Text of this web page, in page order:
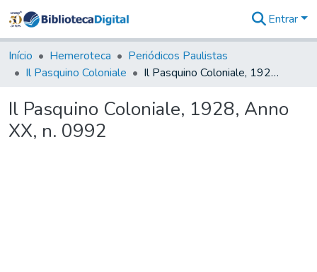
&
Coleções
Tudo na
Digital
Entrar
Início Hemeroteca
Periódicos Paulistas
Il Pasquino Coloniale
Il Pasquino Coloniale, 1928, Anno XX, n. 0992
Il Pasquino Coloniale, 1928, Anno
XX, n. 0992